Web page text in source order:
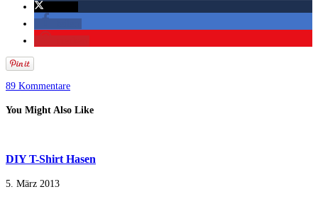
89 Kommentare
You Might Also Like
DIY T-Shirt Hasen
5. März 2013